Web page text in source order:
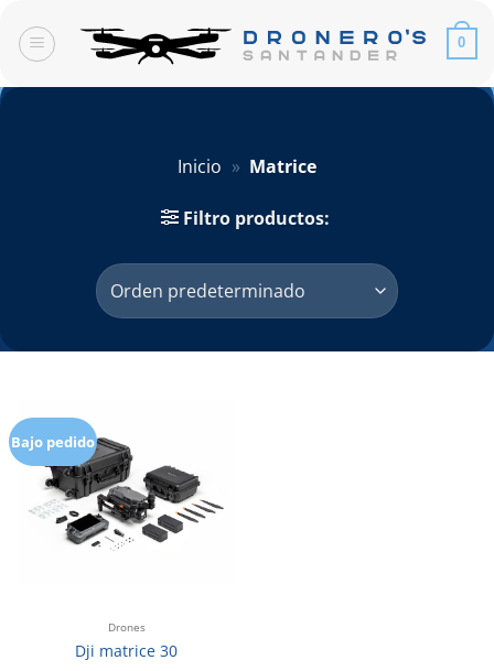
contenido
0
Inicio » Matrice
Filtro productos:
Bajo pedido
Drones
Dji matrice 30